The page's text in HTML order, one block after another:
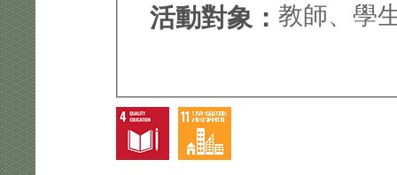
活動對象： 教師、學